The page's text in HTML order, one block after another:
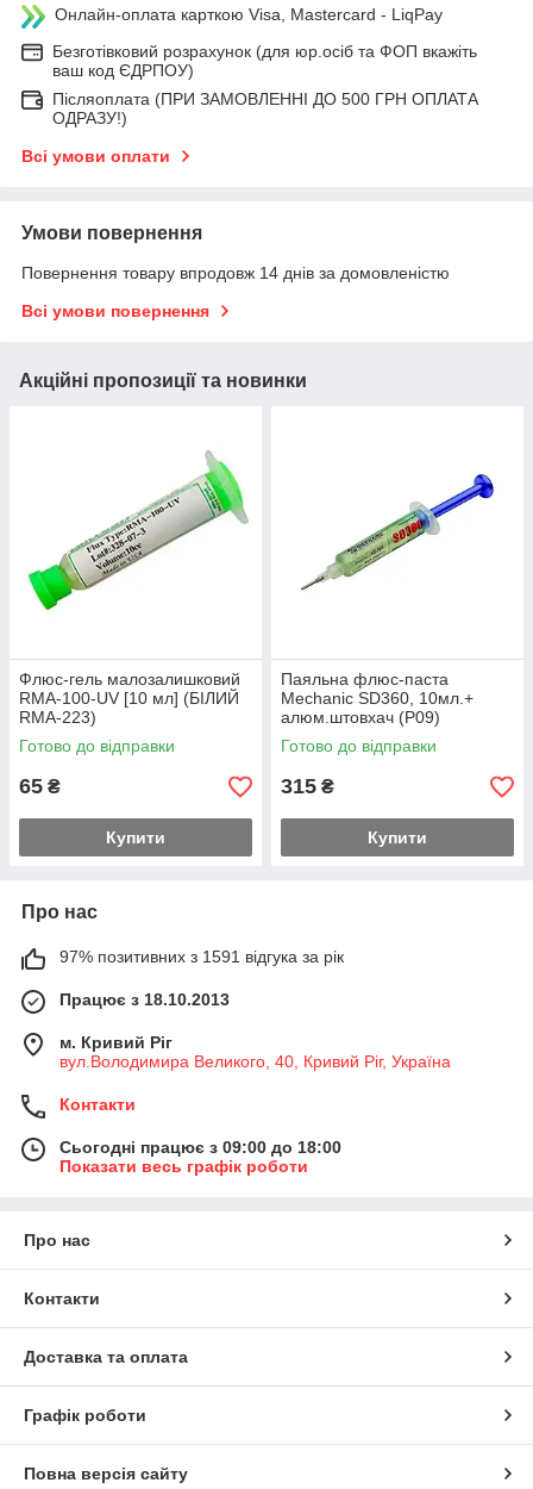
Онлайн-оплата карткою Visa, Mastercard - LiqPay
Безготівковий розрахунок (для юр.осіб та ФОП вкажіть
ваш код ЄДРПОУ)
Післяоплата (ПРИ ЗАМОВЛЕННІ ДО 500 ГРН ОПЛАТА
ОДРАЗУ!)
Всі умови оплати
Умови повернення
Повернення товару впродовж 14 днів за домовленістю
Всі умови повернення
Акційні пропозиції та новинки
Флюс-гель малозалишковий
RMA-100-UV [10 мл] (БІЛИЙ
RMA-223)
Готово до відправки
65 ₴
Купити
Паяльна флюс-паста
Mechanic SD360, 10мл.+
алюм.штовхач (Р09)
Готово до відправки
315 ₴
Купити
Про нас
97% позитивних з 1591 відгука за рік
Працює з 18.10.2013
м. Кривий Ріг
вул.Володимира Великого, 40, Кривий Ріг, Україна
Контакти
Сьогодні працює з 09:00 до 18:00
Показати весь графік роботи
Про нас
Контакти
Доставка та оплата
Графік роботи
Повна версія сайту